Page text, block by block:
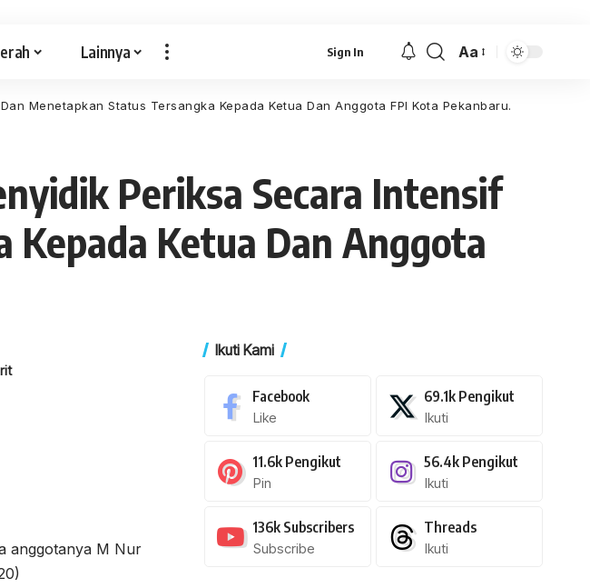
Lainnya Sign In
Font
Aa
Menetapkan Status Tersangka Kepada Ketua Dan Anggota FPI Kota Pekanbaru.
Periksa Secara Intensif
Ketua Dan Anggota
anggotanya M Nur
Ikuti Kami
Facebook
Like
69.1k Pengikut
Ikuti
11.6k Pengikut
Pin
56.4k Pengikut
Ikuti
136k Subscribers
Subscribe
Threads
Ikuti